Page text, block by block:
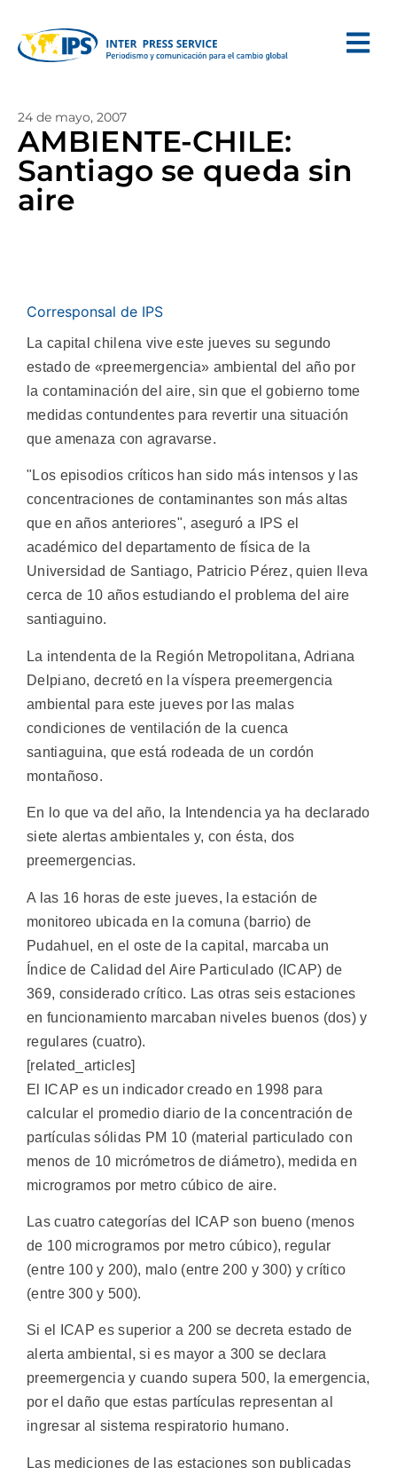
24 de mayo, 2007
AMBIENTE-CHILE:
Santiago se queda sin
aire
Corresponsal de IPS
La capital chilena vive este jueves su segundo
estado de «preemergencia» ambiental del año por
la contaminación del aire, sin que el gobierno tome
medidas contundentes para revertir una situación
que amenaza con agravarse.
"Los episodios críticos han sido más intensos y las
concentraciones de contaminantes son más altas
que en años anteriores", aseguró a IPS el
académico del departamento de física de la
Universidad de Santiago, Patricio Pérez, quien lleva
cerca de 10 años estudiando el problema del aire
santiaguino.
La intendenta de la Región Metropolitana, Adriana
Delpiano, decretó en la víspera preemergencia
ambiental para este jueves por las malas
condiciones de ventilación de la cuenca
santiaguina, que está rodeada de un cordón
montañoso.
En lo que va del año, la Intendencia ya ha declarado
siete alertas ambientales y, con ésta, dos
preemergencias.
A las 16 horas de este jueves, la estación de
monitoreo ubicada en la comuna (barrio) de
Pudahuel, en el oste de la capital, marcaba un
Índice de Calidad del Aire Particulado (ICAP) de
369, considerado crítico. Las otras seis estaciones
en funcionamiento marcaban niveles buenos (dos) y
regulares (cuatro).
[related_articles]
El ICAP es un indicador creado en 1998 para
calcular el promedio diario de la concentración de
partículas sólidas PM 10 (material particulado con
menos de 10 micrómetros de diámetro), medida en
microgramos por metro cúbico de aire.
Las cuatro categorías del ICAP son bueno (menos
de 100 microgramos por metro cúbico), regular
(entre 100 y 200), malo (entre 200 y 300) y crítico
(entre 300 y 500).
Si el ICAP es superior a 200 se decreta estado de
alerta ambiental, si es mayor a 300 se declara
preemergencia y cuando supera 500, la emergencia,
por el daño que estas partículas representan al
ingresar al sistema respiratorio humano.
Las mediciones de las estaciones son publicadas